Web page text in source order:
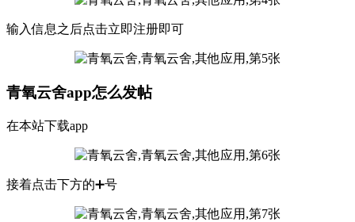
输入信息之后点击立即注册即可
青氧云舍app怎么发帖
在本站下载app
接着点击下方的➕号